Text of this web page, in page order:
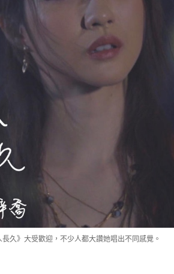
久》大受歡迎，不少人都大讚她唱出不同感覺。